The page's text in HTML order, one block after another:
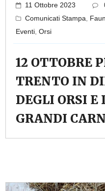
11 Ottobre 2023
Comunicati Stampa
Eventi Orsi
12 OTTOBRE
TRENTO IN
DEGLI ORSI E
GRANDI